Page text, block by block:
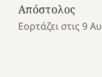
Απόστολος
Εορτάζει στις 9
ένα
καλοκαίρι
Νοσοκομείο
“Ερυθρός
το
Ελληνικό